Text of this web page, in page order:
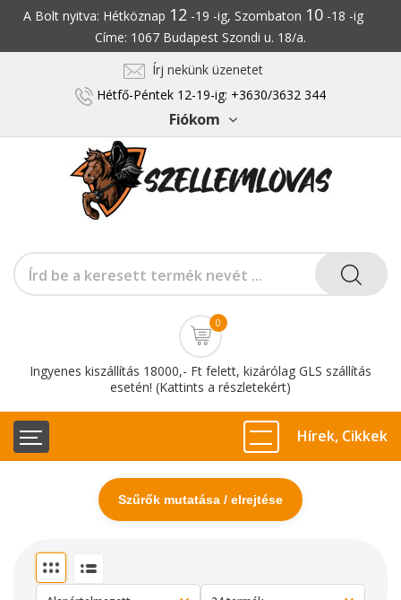
A Bolt nyitva: Hétköznap 12 -19 -ig, Szombaton 10 -18 -ig
Címe: 1067 Budapest Szondi u. 18/a.
Írj nekünk üzenetet
Hétfő-Péntek 12-19-ig: +3630/3632 344
Fiókom
0
Ingyenes kiszállítás 18000,- Ft felett, kizárólag GLS szállítás
esetén! (Kattints a részletekért)
Hírek, Cikkek
Szűrők mutatása / elrejtése